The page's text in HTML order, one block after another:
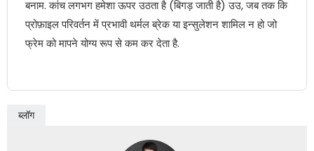
बनाम. कांच लगभग हमेशा ऊपर उठता है (बिगड़ जाती है) उउ, जब तक कि
प्रोफ़ाइल परिवर्तन में प्रभावी थर्मल ब्रेक या इन्सुलेशन शामिल न हो जो
फ्रेम को मापने योग्य रूप से कम कर देता है.
ब्लॉग